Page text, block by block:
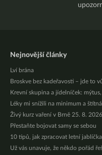
Nejnovější články
Lví brána
Broskve bez kadeřavosti – jde to
Krevní skupina a jídelníček:
Léky mi snížili na minimum a
Živý kurz vaření v Brně 25. 8. 2026
Přestaňte bojovat samy se sebou
10 tipů, jak zpracovat letní jablíčka
Už vás unavuje, že někdo pořád